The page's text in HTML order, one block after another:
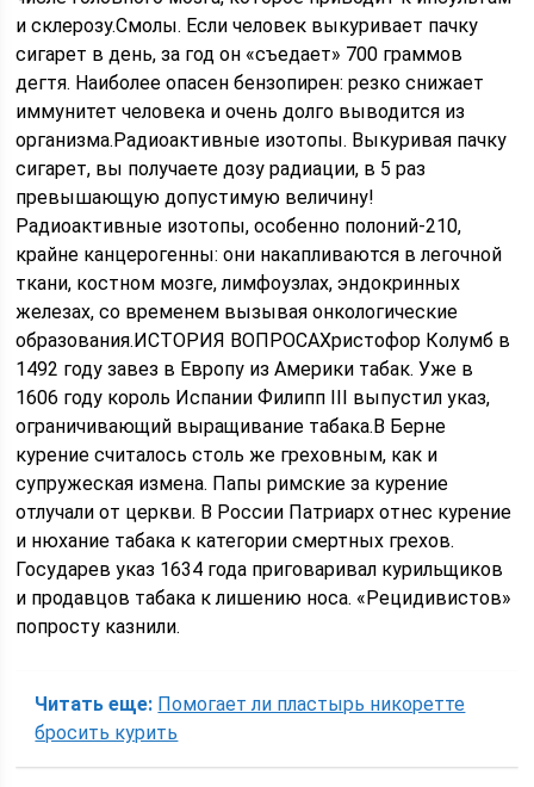
и склерозу.Смолы. Если человек выкуривает пачку
сигарет в день, за год он «съедает» 700 граммов
дегтя. Наиболее опасен бензопирен: резко снижает
иммунитет человека и очень долго выводится из
организма.Радиоактивные изотопы. Выкуривая пачку
сигарет, вы получаете дозу радиации, в 5 раз
превышающую допустимую величину!
Радиоактивные изотопы, особенно полоний-210,
крайне канцерогенны: они накапливаются в легочной
ткани, костном мозге, лимфоузлах, эндокринных
железах, со временем вызывая онкологические
образования.ИСТОРИЯ ВОПРОСАХристофор Колумб в
1492 году завез в Европу из Америки табак. Уже в
1606 году король Испании Филипп III выпустил указ,
ограничивающий выращивание табака.В Берне
курение считалось столь же греховным, как и
супружеская измена. Папы римские за курение
отлучали от церкви. В России Патриарх отнес курение
и нюхание табака к категории смертных грехов.
Государев указ 1634 года приговаривал курильщиков
и продавцов табака к лишению носа. «Рецидивистов»
попросту казнили.
Читать еще: Помогает ли пластырь никоретте
бросить курить